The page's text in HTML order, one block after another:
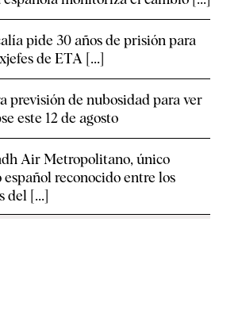
pide 30 años de prisión para
de ETA [...]
previsión de nubosidad para ver
este 12 de agosto
Air Metropolitano, único
español reconocido entre los
del [...]